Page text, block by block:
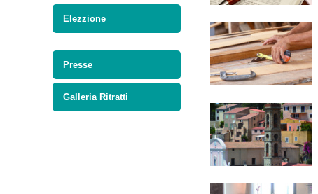
Elezzione
Presse
Galleria Ritratti